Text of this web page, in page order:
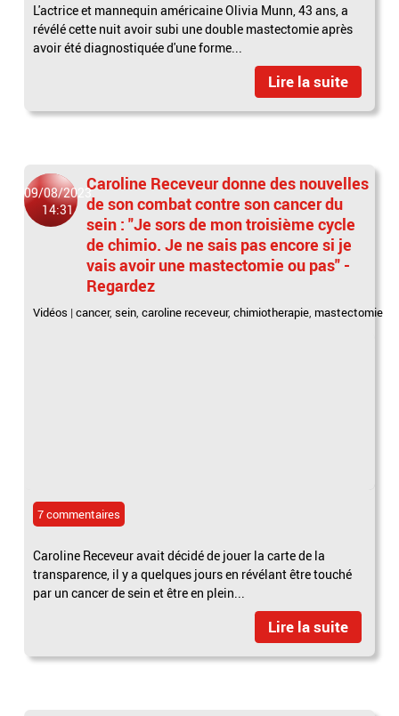
L'actrice et mannequin américaine Olivia Munn, 43 ans, a
révélé cette nuit avoir subi une double mastectomie après
avoir été diagnostiquée d'une forme...
Lire la suite
09/08/2023
14:31
Caroline Receveur donne des nouvelles
de son combat contre son cancer du
sein : "Je sors de mon troisième cycle
de chimio. Je ne sais pas encore si je
vais avoir une mastectomie ou pas" -
Regardez
Vidéos |cancer,sein,caroline receveur,chimiotherapie, mastectomie
7 commentaires
Caroline Receveur avait décidé de jouer la carte de la
transparence, il y a quelques jours en révélant être touché
par un cancer de sein et être en plein...
Lire la suite